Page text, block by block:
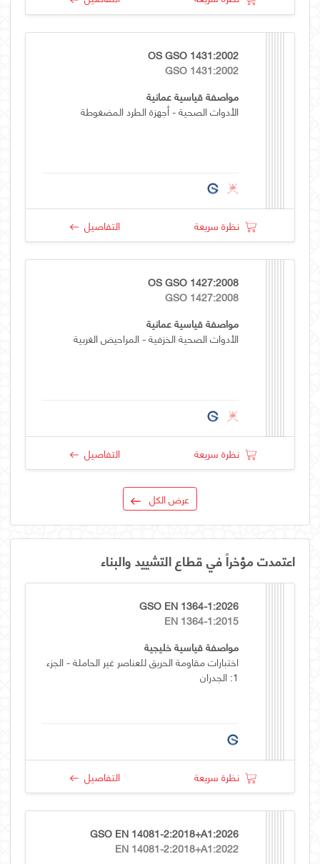
OS GSO 1431:2002
GSO 1431:2002
مواصفة قياسية عمانية
الأدوات الصحية - أجهزة الطرد المضغوطة
نظرة سريعة التفاصيل
OS GSO 1427:2008
GSO 1427:2008
مواصفة قياسية عمانية
الأدوات الصحية الخزفية - المراحيض الغربية
نظرة سريعة التفاصيل
عرض الكل
اعتمدت مؤخراً في قطاع التشييد والبناء
GSO EN 1364-1:2026
EN 1364-1:2015
مواصفة قياسية خليجية
اختبارات مقاومة الحريق للعناصر غير الحاملة - الجزء
1: الجدران
نظرة سريعة التفاصيل
GSO EN 14081-2:2018+A1:2026
EN 14081-2:2018+A1:2022